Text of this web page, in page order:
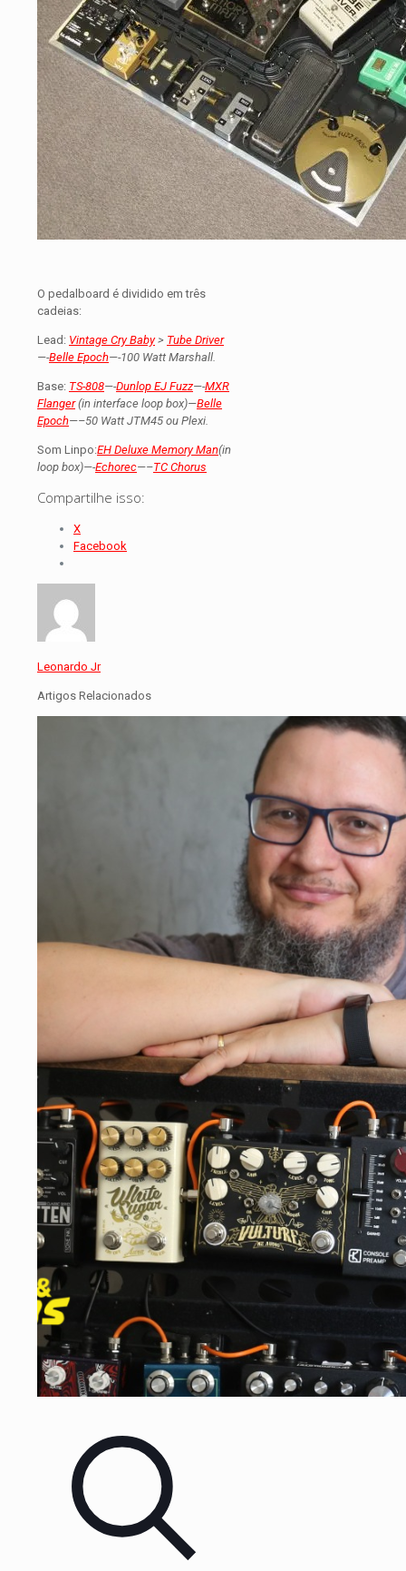
O pedalboard é dividido em três
cadeias:
Lead: Vintage Cry Baby> Tube Driver
—-Belle Epoch—-100 Watt Marshall.
Base: TS-808—-Dunlop EJ Fuzz—-MXR
Flanger(in interface loop box)—Belle
Epoch—–50 Watt JTM45 ou Plexi.
Som Linpo:EH Deluxe Memory Man(in
loop box)—-Echorec—–TC Chorus
Compartilhe isso:
X
Facebook
Leonardo Jr
Artigos Relacionados